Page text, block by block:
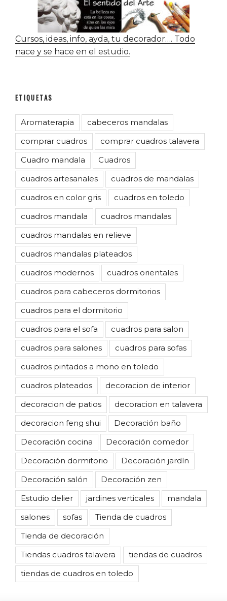
Cursos, ideas, info, ayda, tu decorador…. Todo
nace y se hace en el estudio.
ETIQUETAS
Aromaterapia
cabeceros mandalas
comprar cuadros
comprar cuadros talavera
Cuadro mandala
Cuadros
cuadros artesanales
cuadros de mandalas
cuadros en color gris
cuadros en toledo
cuadros mandala
cuadros mandalas
cuadros mandalas en relieve
cuadros mandalas plateados
cuadros modernos
cuadros orientales
cuadros para cabeceros dormitorios
cuadros para el dormitorio
cuadros para el sofa
cuadros para salon
cuadros para salones
cuadros para sofas
cuadros pintados a mono en toledo
cuadros plateados
decoracion de interior
decoracion de patios
decoracion en talavera
decoracion feng shui
Decoración baño
Decoración cocina
Decoración comedor
Decoración dormitorio
Decoración jardín
Decoración salón
Decoración zen
Estudio delier
jardines verticales
mandala
salones
sofas
Tienda de cuadros
Tienda de decoración
Tiendas cuadros talavera
tiendas de cuadros
tiendas de cuadros en toledo